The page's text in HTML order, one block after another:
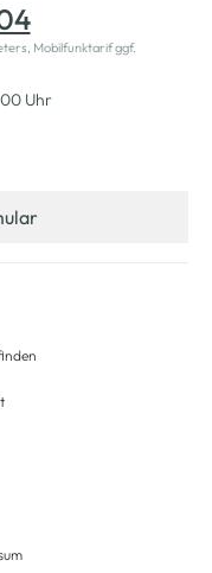
Mobilfunktarif ggf.
Uhr